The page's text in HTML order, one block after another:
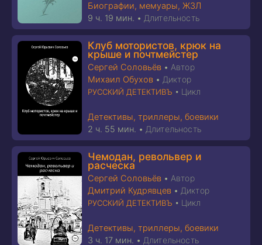
Биографии, мемуары, ЖЗЛ
9 ч. 19 мин. • Длительность
Клуб мотористов, крюк на
крыше и почтмейстер
Сергей Соловьёв • Автор
Михаил Обухов • Диктор
РУССКИЙ ДЕТЕКТИВЪ • Цикл
Детективы, триллеры, боевики
2 ч. 55 мин. • Длительность
Чемодан, револьвер и
расческа
Сергей Соловьёв • Автор
Дмитрий Кудрявцев • Диктор
РУССКИЙ ДЕТЕКТИВЪ • Цикл
Детективы, триллеры, боевики
3 ч. 17 мин. • Длительность